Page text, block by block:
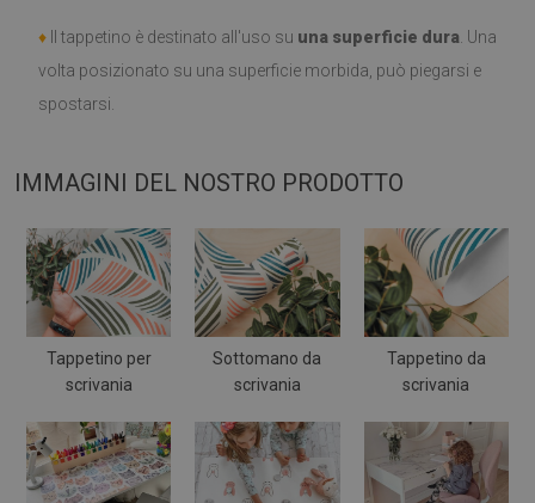
♦ Il tappetino è destinato all'uso su una superficie dura . Una
volta posizionato su una superficie morbida, può piegarsi e
spostarsi.
IMMAGINI DEL NOSTRO PRODOTTO
Tappetino per
scrivania
Sottomano da
scrivania
Tappetino da
scrivania